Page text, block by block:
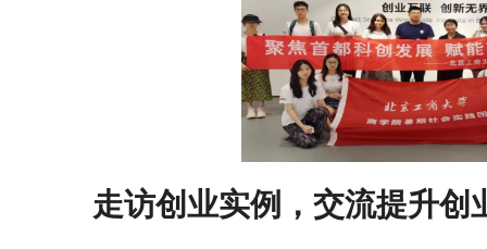
走访创业实例，交流提升创